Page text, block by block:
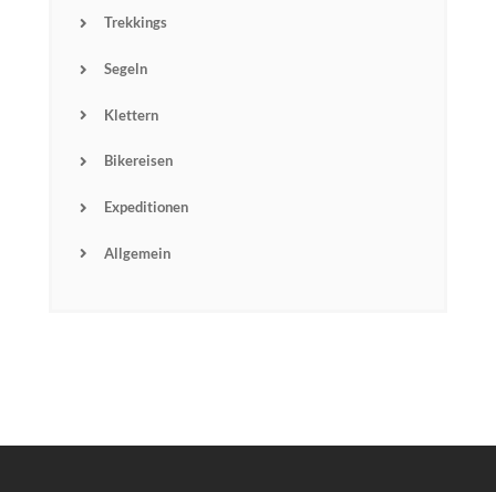
Trekkings
Segeln
Klettern
Bikereisen
Expeditionen
Allgemein